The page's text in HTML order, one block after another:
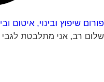
פורום שיפוץ ובינוי, איטום
שלום רב, אני מתלבטת לגבי